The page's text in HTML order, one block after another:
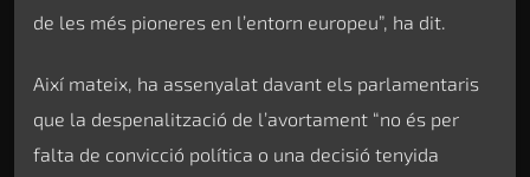
de les més pioneres en l’entorn europeu”, ha dit.
Així mateix, ha assenyalat davant els parlamentaris
que la despenalització de l’avortament “no és per
falta de convicció política o una decisió tenyida